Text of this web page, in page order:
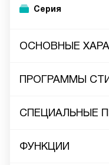
Серия
ОСНОВНЫЕ
ПРОГРАММЫ
СПЕЦИАЛЬНЫЕ
ФУНКЦИИ